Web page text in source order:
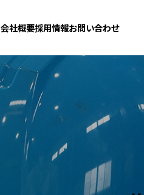
会社概要採用情報お問い合わせ